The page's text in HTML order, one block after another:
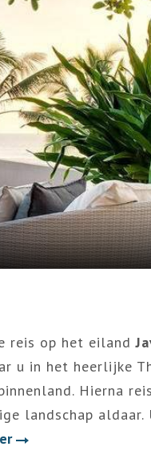
reis op het eiland
u in het heerlijke
Hierna
landschap aldaar.